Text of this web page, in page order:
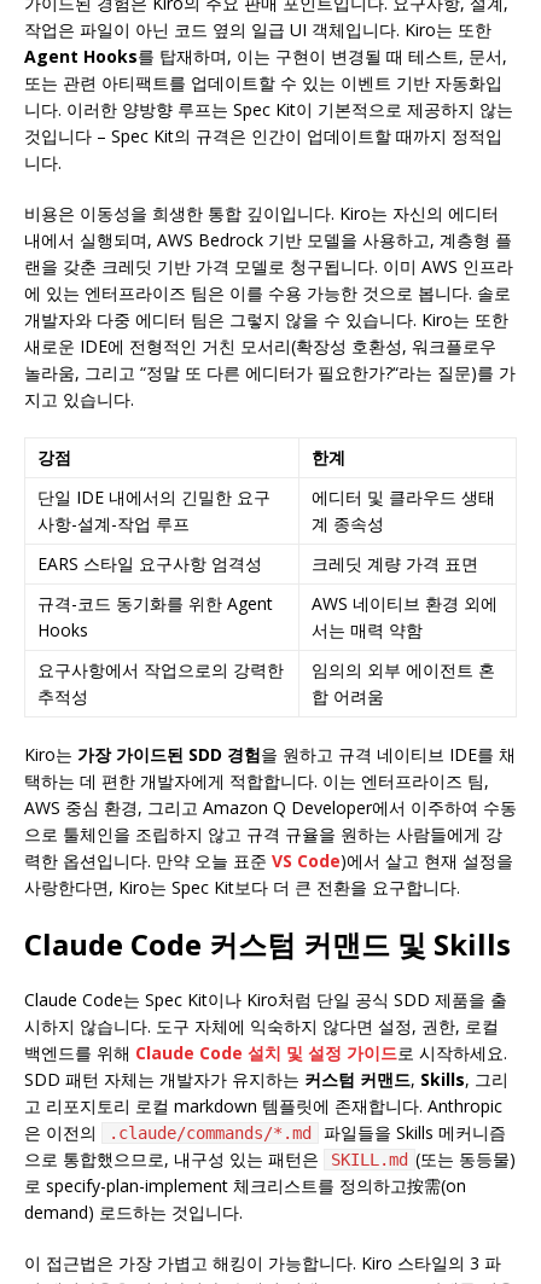
작업은 파일이 아닌 코드 옆의 일급 UI 객체입니다. Kiro는 또한
Agent Hooks를 탑재하며, 이는 구현이 변경될 때 테스트, 문서,
또는 관련 아티팩트를 업데이트할 수 있는 이벤트 기반 자동화입
니다. 이러한 양방향 루프는 Spec Kit이 기본적으로 제공하지 않는
것입니다 – Spec Kit의 규격은 인간이 업데이트할 때까지 정적입
니다.
비용은 이동성을 희생한 통합 깊이입니다. Kiro는 자신의 에디터
내에서 실행되며, AWS Bedrock 기반 모델을 사용하고, 계층형 플
랜을 갖춘 크레딧 기반 가격 모델로 청구됩니다. 이미 AWS 인프라
에 있는 엔터프라이즈 팀은 이를 수용 가능한 것으로 봅니다. 솔로
개발자와 다중 에디터 팀은 그렇지 않을 수 있습니다. Kiro는 또한
새로운 IDE에 전형적인 거친 모서리(확장성 호환성, 워크플로우
놀라움, 그리고 “정말 또 다른 에디터가 필요한가?“라는 질문)를 가
지고 있습니다.
강점
한계
단일 IDE 내에서의 긴밀한 요구
사항-설계-작업 루프
에디터 및 클라우드 생태
계 종속성
EARS 스타일 요구사항 엄격성
크레딧 계량 가격 표면
규격-코드 동기화를 위한 Agent
Hooks
AWS 네이티브 환경 외에
서는 매력 약함
요구사항에서 작업으로의 강력한
추적성
임의의 외부 에이전트 혼
합 어려움
Kiro는 가장 가이드된 SDD 경험을 원하고 규격 네이티브 IDE를 채
택하는 데 편한 개발자에게 적합합니다. 이는 엔터프라이즈 팀,
AWS 중심 환경, 그리고 Amazon Q Developer에서 이주하여 수동
으로 툴체인을 조립하지 않고 규격 규율을 원하는 사람들에게 강
력한 옵션입니다. 만약 오늘 표준 VS Code)에서 살고 현재 설정을
사랑한다면, Kiro는 Spec Kit보다 더 큰 전환을 요구합니다.
Claude Code 커스텀 커맨드 및 Skills
Claude Code는 Spec Kit이나 Kiro처럼 단일 공식 SDD 제품을 출
시하지 않습니다. 도구 자체에 익숙하지 않다면 설정, 권한, 로컬
백엔드를 위해 Claude Code 설치 및 설정 가이드로 시작하세요.
SDD 패턴 자체는 개발자가 유지하는 커스텀 커맨드, Skills, 그리
고 리포지토리 로컬 markdown 템플릿에 존재합니다. Anthropic
은 이전의
.claude/commands/*.md
파일들을 Skills 메커니즘
으로 통합했으므로, 내구성 있는 패턴은
SKILL.md (또는 동등물)
로 specify-plan-implement 체크리스트를 정의하고按需(on
demand) 로드하는 것입니다.
이 접근법은 가장 가볍고 해킹이 가능합니다. Kiro 스타일의 3 파